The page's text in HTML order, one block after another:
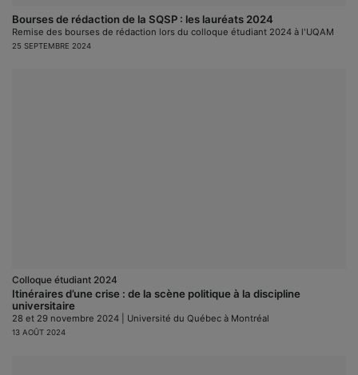
Bourses de rédaction de la SQSP : les lauréats 2024
Remise des bourses de rédaction lors du colloque étudiant 2024 à l'UQAM
25 SEPTEMBRE 2024
Colloque étudiant 2024
Itinéraires d’une crise : de la scène politique à la discipline
universitaire
28 et 29 novembre 2024 | Université du Québec à Montréal
13 AOÛT 2024